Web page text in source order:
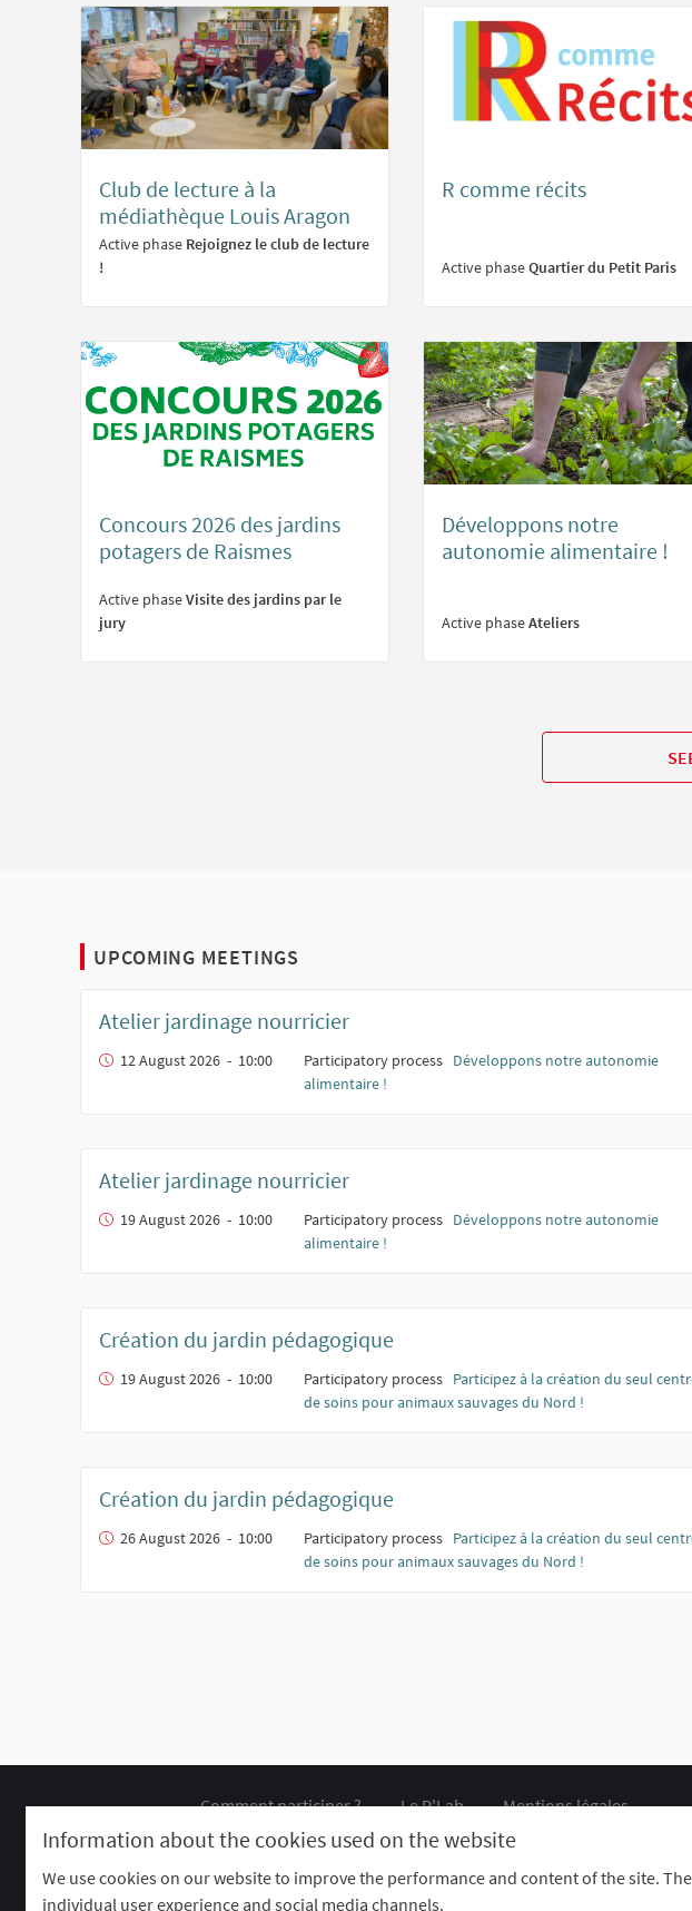
Information about the cookies used on the website
We use cookies on our website to improve the performance and content of the site.
individual user experience and social media channels.
Club de lecture à la
médiathèque Louis Aragon
Active phase Rejoignez le club de lecture
!
R comme récits
Active phaseQuartier du Petit Paris
Concours 2026 des jardins
potagers de Raismes
Active phaseVisite des jardins par le
jury
Développons notre
autonomie alimentaire !
Active phaseAteliers
UPCOMING MEETINGS
Atelier jardinage nourricier
12 August 2026 - 10:00 Participatory process Développons notre autonomie
alimentaire !
Atelier jardinage nourricier
19 August 2026 - 10:00 Participatory process Développons notre autonomie
alimentaire !
Création du jardin pédagogique
19 August 2026 - 10:00 Participatory process Participez à la création du seul
de soins pour animaux sauvages du Nord !
Création du jardin pédagogique
26 August 2026 - 10:00 Participatory process Participez à la création du seul
de soins pour animaux sauvages du Nord !
Comment participer ? Le R'Lab
Mentions légales
Default title for terms-and-conditions
Contacts
Website made withfree software